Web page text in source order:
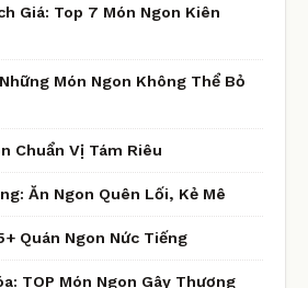
Giá: Top 7 Món Ngon Kiên
Món Ngon Không Thể Bỏ
Chuẩn Vị Tám Riêu
Ăn Ngon Quên Lối, Kẻ Mê
Quán Ngon Nức Tiếng
TOP Món Ngon Gây Thương